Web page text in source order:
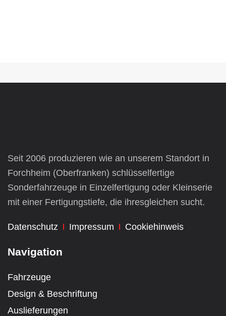
Seit 2006 produzieren wie an unserem Standort in
Forchheim (Oberfranken) schlüsselfertige
Sonderfahrzeuge in Einzelfertigung oder Kleinserie
mit einer Fertigungstiefe, die ihresgleichen sucht.
Datenschutz Impressum Cookiehinweis
Navigation
Fahrzeuge
Design & Beschriftung
Auslieferungen